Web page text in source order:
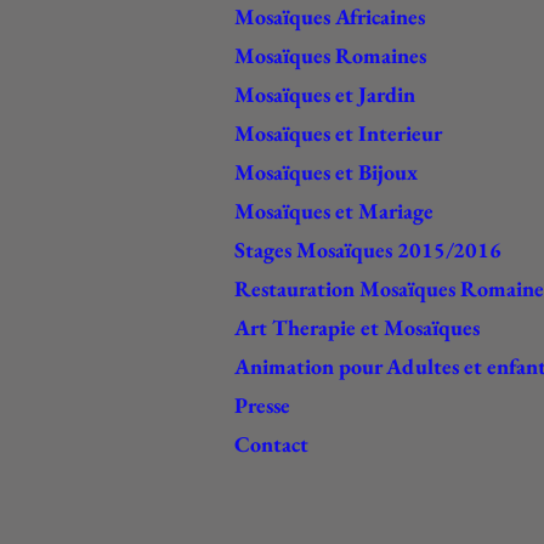
Mosaïques Africaines
Mosaïques Romaines
Mosaïques et Jardin
Mosaïques et Interieur
Mosaïques et Bijoux
Mosaïques et Mariage
Stages Mosaïques 2015/2016
Restauration Mosaïques
Art Therapie et Mosaïques
Animation pour Adultes et
Presse
Contact